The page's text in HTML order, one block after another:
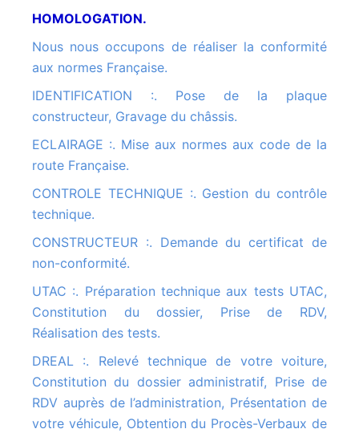
HOMOLOGATION.
Nous nous occupons de réaliser la conformité
aux normes Française.
IDENTIFICATION :. Pose de la plaque
constructeur, Gravage du châssis.
ECLAIRAGE :. Mise aux normes aux code de la
route Française.
CONTROLE TECHNIQUE :. Gestion du contrôle
technique.
CONSTRUCTEUR :. Demande du certificat de
non-conformité.
UTAC :. Préparation technique aux tests UTAC,
Constitution du dossier, Prise de RDV,
Réalisation des tests.
DREAL :. Relevé technique de votre voiture,
Constitution du dossier administratif, Prise de
RDV auprès de l’administration, Présentation de
votre véhicule, Obtention du Procès-Verbaux de